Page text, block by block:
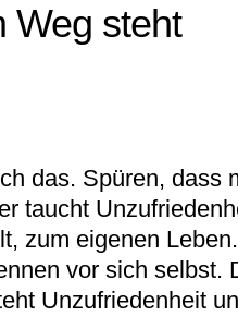
Weg steht
das. Spüren, dass
taucht
zum eigenen
vor sich selbst.
Unzufriedenheit